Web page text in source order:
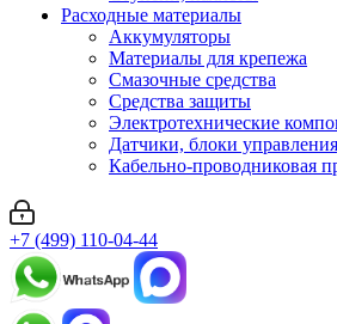
Расходные материалы
Аккумуляторы
Материалы для крепежа
Смазочные средства
Средства защиты
Электротехнические
Датчики, блоки
Кабельно-проводниковая
+7 (499) 110-04-44